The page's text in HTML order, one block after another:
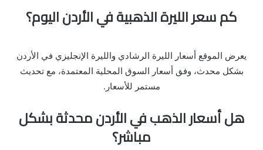
كم سعر الليرة الذهبية في الأردن اليوم؟
يعرض الموقع أسعار الليرة الرشادي والليرة الإنجليزي في الأردن
بشكل محدث، وفق أسعار السوق المحلية المعتمدة، مع تحديث
مستمر للأسعار.
هل أسعار الذهب في الأردن محدثة بشكل
مباشر؟